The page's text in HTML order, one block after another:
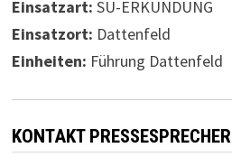
Einsatzart: SU-ERKUNDUNG
Einsatzort: Dattenfeld
Einheiten: Führung Dattenfeld
KONTAKT PRESSESPRECHER